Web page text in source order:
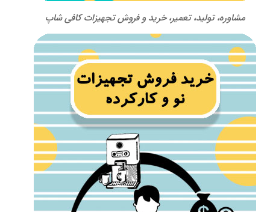
مشاوره، تولید، تعمیر، خرید و فروش تجهیزات کافی شاپ